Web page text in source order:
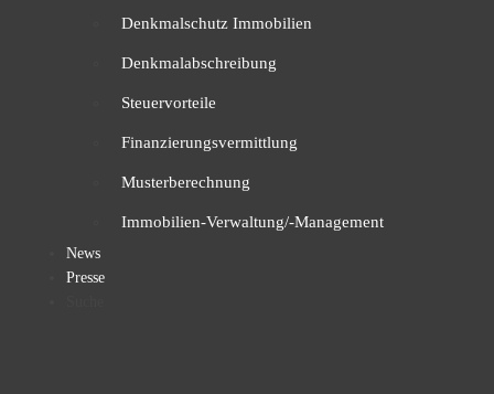
Denkmalschutz Immobilien
Denkmalabschreibung
Steuervorteile
Finanzierungsvermittlung
Musterberechnung
Immobilien-Verwaltung/-Management
News
Presse